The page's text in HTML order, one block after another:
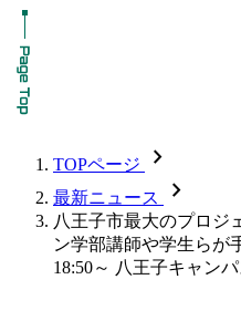
TOPページ chevron_forward
最新ニュース chevron_forward
八王子市最大のプロジ
ン学部講師や学生らが
18:50～ 八王子キャン